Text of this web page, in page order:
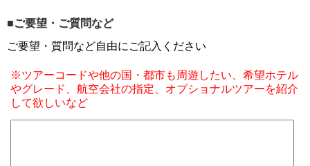
■ご要望・ご質問など
ご要望・質問など自由にご記入ください
※ツアーコードや他の国・都市も周遊したい、希望ホテル
やグレード、航空会社の指定、オプショナルツアーを紹介
して欲しいなど